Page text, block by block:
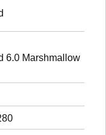
6.0 Marshmallow